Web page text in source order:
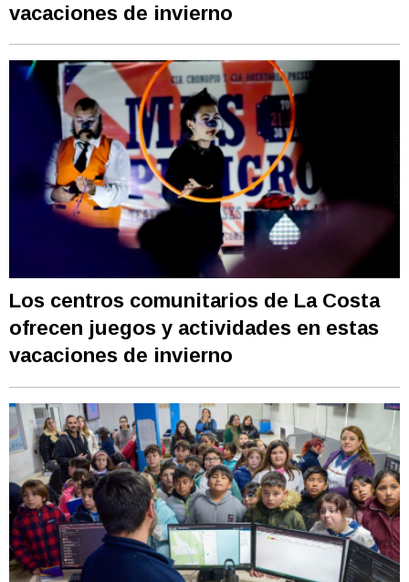
vacaciones de invierno
Los centros comunitarios de La Costa
ofrecen juegos y actividades en estas
vacaciones de invierno